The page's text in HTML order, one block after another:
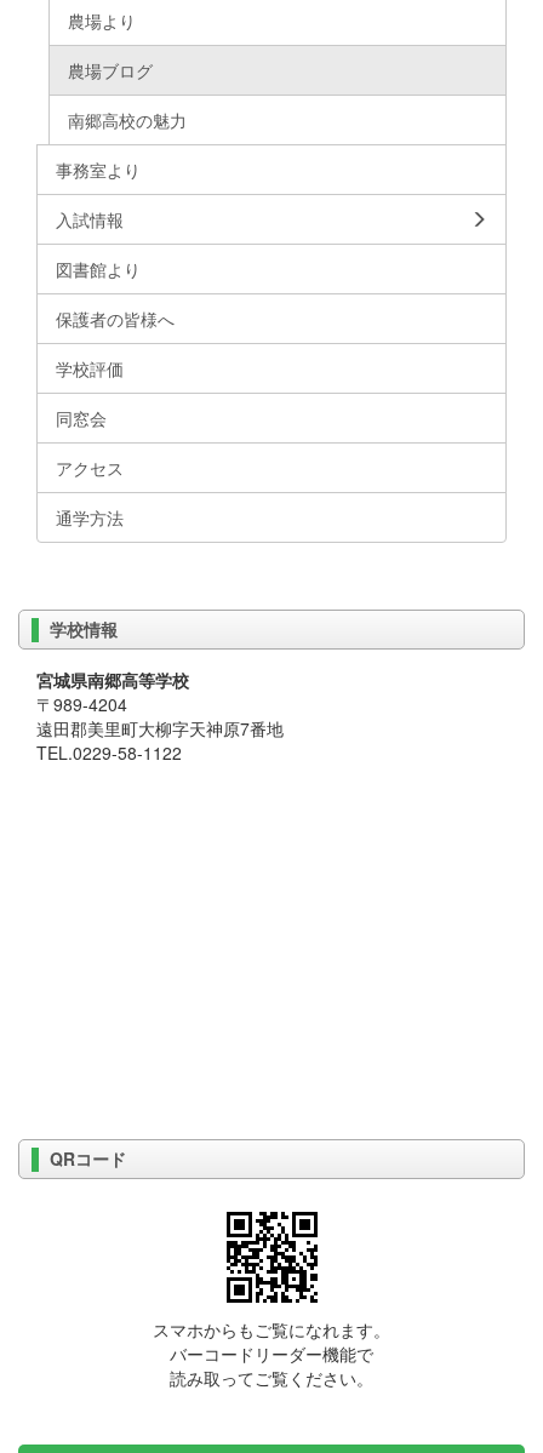
農場より
農場ブログ
南郷高校の魅力
事務室より
入試情報
図書館より
保護者の皆様へ
学校評価
同窓会
アクセス
通学方法
学校情報
宮城県南郷高等学校
〒989-4204
遠田郡美里町大柳字天神原7番地
TEL.0229-58-1122
QRコード
スマホからもご覧になれます。
バーコードリーダー機能で
読み取ってご覧ください。